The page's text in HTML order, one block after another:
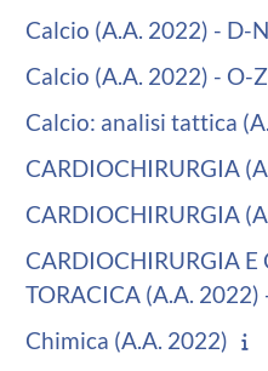
Calcio (A.A. 2022) - D-N
Calcio (A.A. 2022) - O-Z
Calcio: analisi tattica
CARDIOCHIRURGIA
CARDIOCHIRURGIA
CARDIOCHIRURGIA E
TORACICA (A.A. 2022)
Chimica (A.A. 2022)